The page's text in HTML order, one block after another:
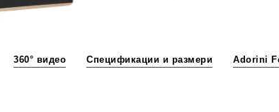
360° видео Спецификации и размери Adorini